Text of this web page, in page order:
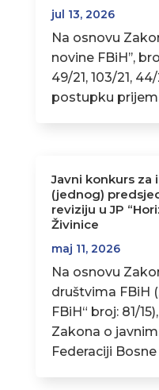
jul 13, 2026
Na osnovu
novine FBiH’’,
49/21, 103/21,
postupku
Javni konkurs za
(jednog)
reviziju u JP
Živinice
maj 11, 2026
Na osnovu
društvima FBiH
FBiH“ broj: 81/
Zakona o
Federaciji Bosne